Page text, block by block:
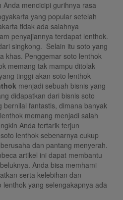
Anda mencicipi gurihnya rasa
yang popular setelah
tidak ada salahnya
penyajiannya terdapat lenthok.
singkong. Selain itu soto yang
khas. Penggemar soto lenthok
memang tak mampu ditolak
tinggi akan soto lenthok
menjadi sebuah bisnis yang
didapatkan dari bisnis soto
fantastis, dimana banyak
memang menjadi salah
Anda tertarik terjun
lenthok sebenarnya cukup
dan pantang menyerah.
artikel ini dapat membantu
Anda bisa memhami
serta kelebihan dan
yang selengakapnya ada